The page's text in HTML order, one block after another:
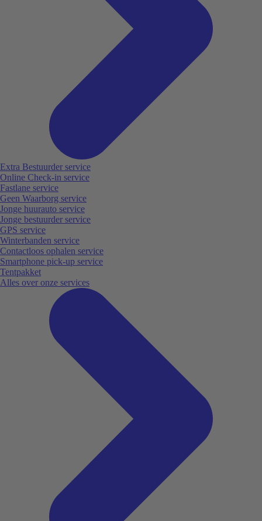
Extra Bestuurder service
Online Check-in service
Fastlane service
Geen Waarborg service
Jonge huurauto service
Jonge bestuurder service
GPS service
Winterbanden service
Contactloos ophalen service
Smartphone pick-up service
Tentpakket
Alles over onze services